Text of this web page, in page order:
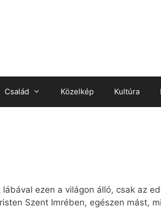
Család Közelkép Kultúra
ezen a világon álló, csak az
Szent Imrében, egészen mást,